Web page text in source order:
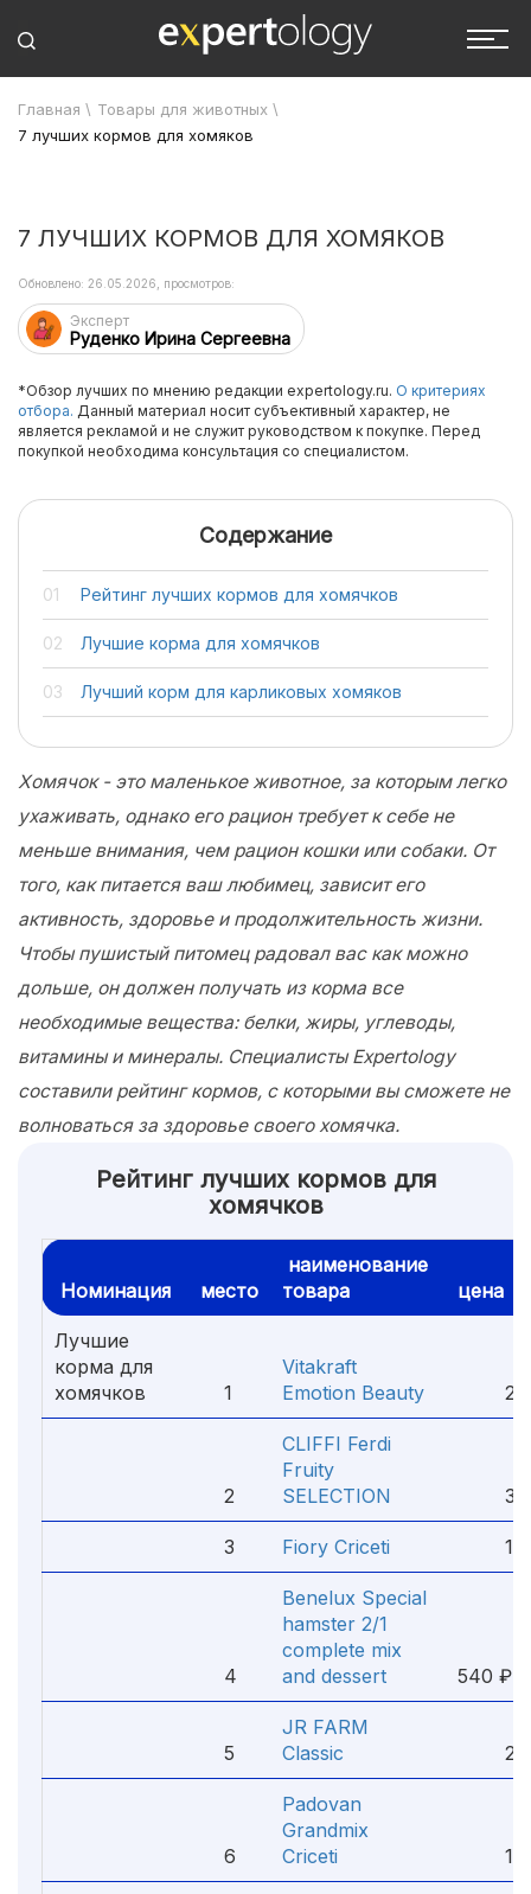
Главная \ Товары для животных \
7 лучших кормов для хомяков
7 ЛУЧШИХ КОРМОВ ДЛЯ ХОМЯКОВ
Эксперт
Руденко Ирина Сергеевна
Обновлено: 26.05.2026, просмотров:
*Обзор лучших по мнению редакции expertology.ru. О критериях
отбора. Данный материал носит субъективный характер, не
является рекламой и не служит руководством к покупке. Перед
покупкой необходима консультация со специалистом.
Содержание
Рейтинг лучших кормов для хомячков
Лучшие корма для хомячков
Лучший корм для карликовых хомяков
Хомячок - это маленькое животное, за которым легко
ухаживать, однако его рацион требует к себе не
меньше внимания, чем рацион кошки или собаки. От
того, как питается ваш любимец, зависит его
активность, здоровье и продолжительность жизни.
Чтобы пушистый питомец радовал вас как можно
дольше, он должен получать из корма все
необходимые вещества: белки, жиры, углеводы,
витамины и минералы. Специалисты Expertology
составили рейтинг кормов, с которыми вы сможете не
волноваться за здоровье своего хомячка.
Рейтинг лучших кормов для
хомячков
Номинация место
наименование
товара
цена
Лучшие
корма для
хомячков
1
Vitakraft
Emotion Beauty
239
2
CLIFFI Ferdi
Fruity
SELECTION
359
3 Fiory Criceti 155
4
Benelux Special
hamster 2/1
complete mix
and dessert
540 ₽
5
JR FARM
Classic
293
6
Padovan
Grandmix
Criceti
122